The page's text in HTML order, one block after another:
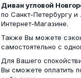
Диван угловой
по Санкт-Петербургу
Интернет-Магазине.
Также Вы можете
самостоятельно с
Для Вашего
Вы сможете оплатить